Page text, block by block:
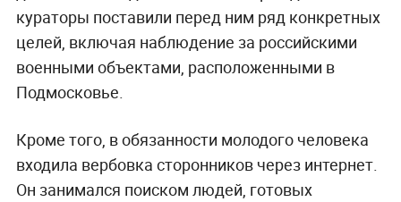
кураторы поставили перед ним ряд конкретных
целей, включая наблюдение за российскими
военными объектами, расположенными в
Подмосковье.
Кроме того, в обязанности молодого человека
входила вербовка сторонников через интернет.
Он занимался поиском людей, готовых